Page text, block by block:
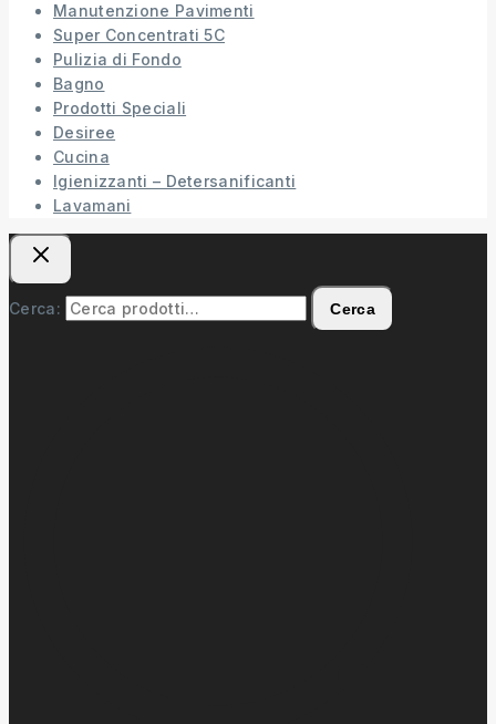
Manutenzione Pavimenti
Super Concentrati 5C
Pulizia di Fondo
Bagno
Prodotti Speciali
Desiree
Cucina
Igienizzanti – Detersanificanti
Lavamani
Cerca: Cerca